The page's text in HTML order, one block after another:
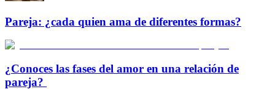
Pareja: ¿cada quien ama de diferentes formas?
¿Conoces las fases del amor en una relación de
pareja?